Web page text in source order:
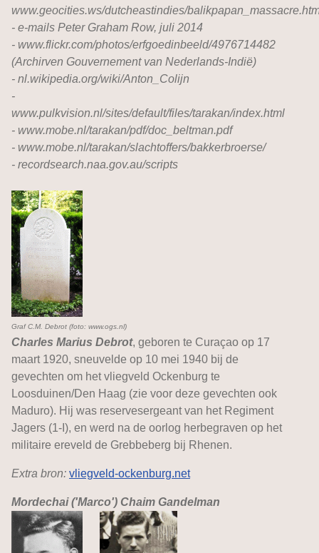
www.geocities.ws/dutcheastindies/
- e-mails Peter Graham Row, juli 2014
- www.flickr.com/photos/erfgoedinbeeld/4976714482
(Archirven Gouvernement van Nederlands-Indië)
- nl.wikipedia.org/wiki/Anton_Colijn
-
www.pulkvision.nl/sites/default/files/tarakan/index.html
- www.mobe.nl/tarakan/pdf/doc_beltman.pdf
- www.mobe.nl/tarakan/slachtoffers/bakkerbroerse/
- recordsearch.naa.gov.au/scripts
Graf C.M. Debrot (foto: www.ogs.nl)
Charles Marius Debrot, geboren te Curaçao op 17
maart 1920, sneuvelde op 10 mei 1940 bij de
gevechten om het vliegveld Ockenburg te
Loosduinen/Den Haag (zie voor deze gevechten ook
Maduro). Hij was reservesergeant van het Regiment
Jagers (1-I), en werd na de oorlog herbegraven op het
militaire ereveld de Grebbeberg bij Rhenen.
Extra bron: vliegveld-ockenburg.net
Mordechai ('Marco') Chaim Gandelman